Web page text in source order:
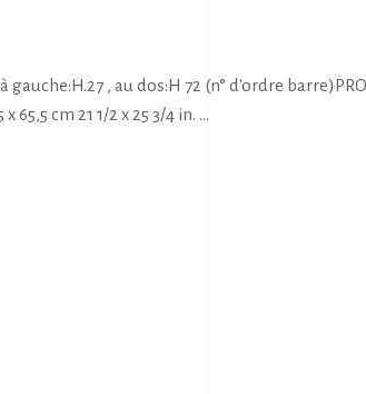
, au dos:H 72 (n° d'ordre
cm 21 1/2 x 25 3/4 in.